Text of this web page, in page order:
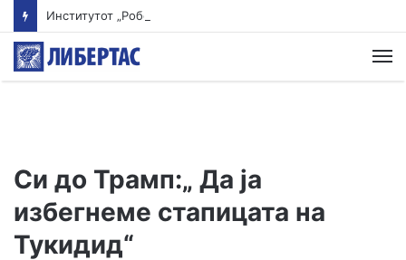
Си до Трамп:„ Да ја
избегнеме стапицата на
Тукидид“